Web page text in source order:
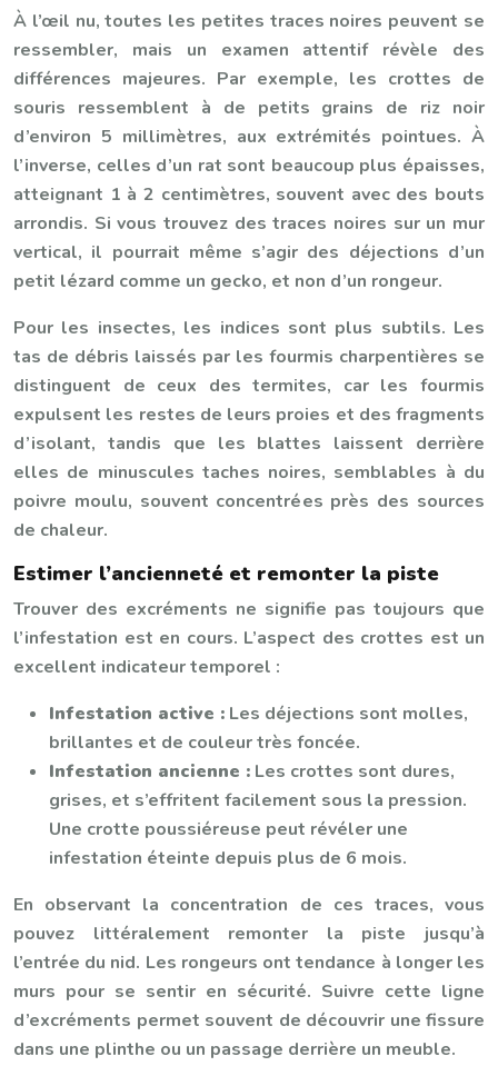
À l’œil nu, toutes les petites traces noires peuvent se
ressembler, mais un examen attentif révèle des
différences majeures. Par exemple, les crottes de
souris ressemblent à de petits grains de riz noir
d’environ 5 millimètres, aux extrémités pointues. À
l’inverse, celles d’un rat sont beaucoup plus épaisses,
atteignant 1 à 2 centimètres, souvent avec des bouts
arrondis. Si vous trouvez des traces noires sur un mur
vertical, il pourrait même s’agir des déjections d’un
petit lézard comme un gecko, et non d’un rongeur.
Pour les insectes, les indices sont plus subtils. Les
tas de débris laissés par les fourmis charpentières se
distinguent de ceux des termites, car les fourmis
expulsent les restes de leurs proies et des fragments
d’isolant, tandis que les blattes laissent derrière
elles de minuscules taches noires, semblables à du
poivre moulu, souvent concentrées près des sources
de chaleur.
Estimer l’ancienneté et remonter la piste
Trouver des excréments ne signifie pas toujours que
l’infestation est en cours. L’aspect des crottes est un
excellent indicateur temporel :
Infestation active : Les déjections sont molles,
brillantes et de couleur très foncée.
Infestation ancienne : Les crottes sont dures,
grises, et s’effritent facilement sous la pression.
Une crotte poussiéreuse peut révéler une
infestation éteinte depuis plus de 6 mois.
En observant la concentration de ces traces, vous
pouvez littéralement remonter la piste jusqu’à
l’entrée du nid. Les rongeurs ont tendance à longer les
murs pour se sentir en sécurité. Suivre cette ligne
d’excréments permet souvent de découvrir une fissure
dans une plinthe ou un passage derrière un meuble.